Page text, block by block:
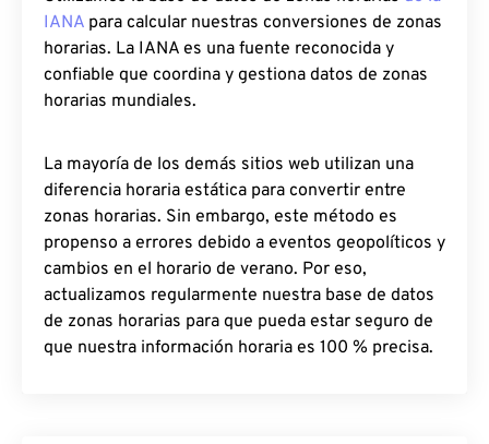
IANA para calcular nuestras conversiones de zonas
horarias. La IANA es una fuente reconocida y
confiable que coordina y gestiona datos de zonas
horarias mundiales.
La mayoría de los demás sitios web utilizan una
diferencia horaria estática para convertir entre
zonas horarias. Sin embargo, este método es
propenso a errores debido a eventos geopolíticos y
cambios en el horario de verano. Por eso,
actualizamos regularmente nuestra base de datos
de zonas horarias para que pueda estar seguro de
que nuestra información horaria es 100 % precisa.